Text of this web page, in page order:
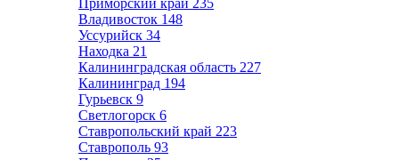
Приморский край 235
Владивосток 148
Уссурийск 34
Находка 21
Калининградская область 227
Калининград 194
Гурьевск 9
Светлогорск 6
Ставропольский край 223
Ставрополь 93